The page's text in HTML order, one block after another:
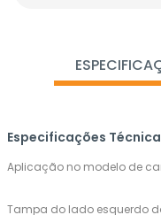
Especificações
Aplicação no modelo de
Tampa do lado esquerdo